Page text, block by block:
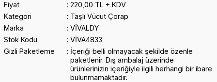
Fiyat
220,00 TL + KDV
Kategori
Taşlı Vücut Çorap
Marka
VİVALDY
Stok Kodu
VİVA4833
Gizli Paketleme
İçeriği belli olmayacak şekilde özenle
paketlenir. Dış ambalaj üzerinde
ürünlerinizin içeriğiyle ilgili herhangi bir ibare
bulunmamaktadır.